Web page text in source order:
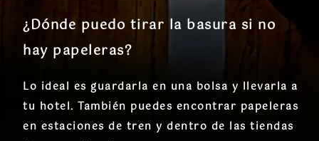
¿Dónde puedo tirar la basura si no
hay papeleras?
Lo ideal es guardarla en una bolsa y llevarla a
tu hotel. También puedes encontrar papeleras
en estaciones de tren y dentro de las tiendas